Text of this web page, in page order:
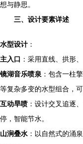
想与静思。
三、设计要素详述
水型设计 ：
主入口 ：采用直线、拱形
镜湖音乐喷泉 ：包含一柱
等复杂多变的水型组合，
互动旱喷 ：设计交叉追逐
停，智能节水。
山涧叠水 ：以自然式的涌